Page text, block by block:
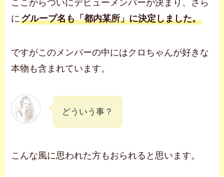
ここからついにデビューメンバーが決まり、さら
にグループ名も「都内某所」に決定しました。
ですがこのメンバーの中にはクロちゃんが好きな
本物も含まれています。
どういう事？
こんな風に思われた方もおられると思います。